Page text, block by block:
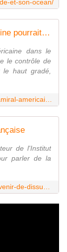
et-son-ocean/
Un amiral américain estime que la Chine pourrait envahir Taïwan d'ici 2030
dans le
le contrôle de
haut gradé,
de l'Institut
parler de la